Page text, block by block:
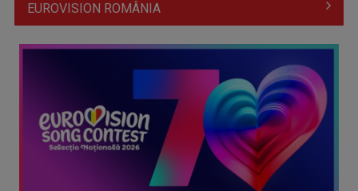
EUROVISION ROMÂNIA